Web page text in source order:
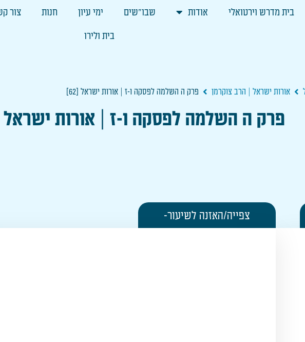
בית מדרש וירטואלי אודות שבו"שים ימי עיון חנות צור
בית ולירו
אורות ישראל | הרב צוקרמן פרק ה השלמה לפסקה ו-ז | אורות ישראל [62]
פרק ה השלמה לפסקה ו-ז | אורות ישראל
צפייה/האזנה לשיעור-